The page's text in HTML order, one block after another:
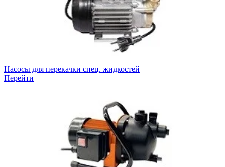
Насосы для перекачки спец. жидкостей
Перейти